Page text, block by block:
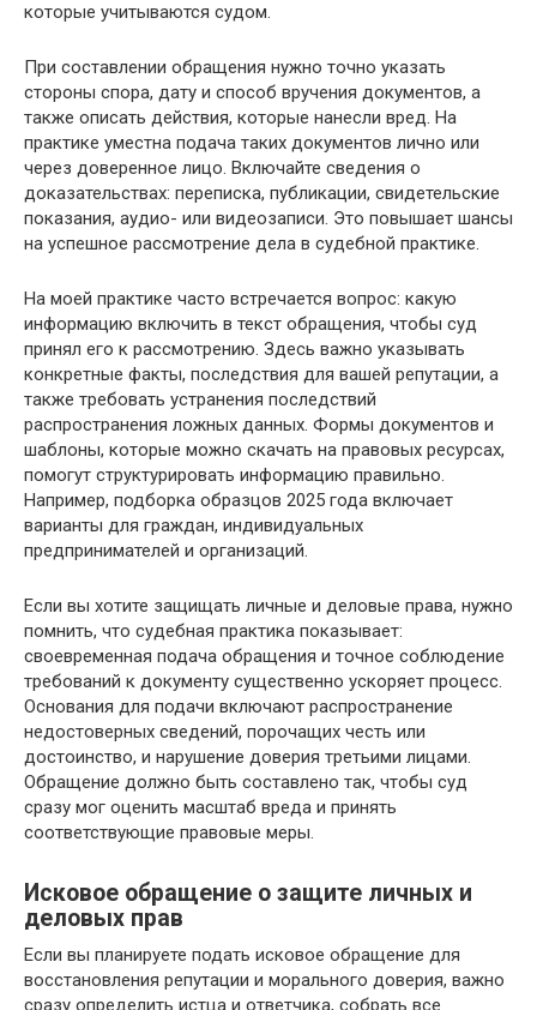
которые учитываются судом.
При составлении обращения нужно точно указать
стороны спора, дату и способ вручения документов, а
также описать действия, которые нанесли вред. На
практике уместна подача таких документов лично или
через доверенное лицо. Включайте сведения о
доказательствах: переписка, публикации, свидетельские
показания, аудио- или видеозаписи. Это повышает шансы
на успешное рассмотрение дела в судебной практике.
На моей практике часто встречается вопрос: какую
информацию включить в текст обращения, чтобы суд
принял его к рассмотрению. Здесь важно указывать
конкретные факты, последствия для вашей репутации, а
также требовать устранения последствий
распространения ложных данных. Формы документов и
шаблоны, которые можно скачать на правовых ресурсах,
помогут структурировать информацию правильно.
Например, подборка образцов 2025 года включает
варианты для граждан, индивидуальных
предпринимателей и организаций.
Если вы хотите защищать личные и деловые права, нужно
помнить, что судебная практика показывает:
своевременная подача обращения и точное соблюдение
требований к документу существенно ускоряет процесс.
Основания для подачи включают распространение
недостоверных сведений, порочащих честь или
достоинство, и нарушение доверия третьими лицами.
Обращение должно быть составлено так, чтобы суд
сразу мог оценить масштаб вреда и принять
соответствующие правовые меры.
Исковое обращение о защите личных и
деловых прав
Если вы планируете подать исковое обращение для
восстановления репутации и морального доверия, важно
сразу определить истца и ответчика, собрать все